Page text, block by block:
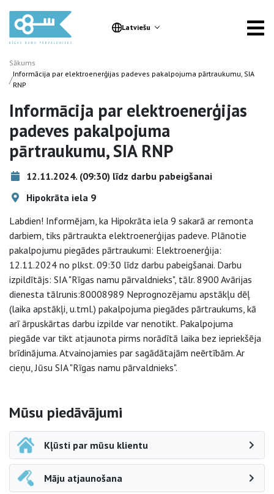
Latviešu
Sākums
/Informācija par elektroenerģijas padeves pakalpojuma pārtraukumu, SIA
RNP
Informācija par elektroenerģijas
padeves pakalpojuma
pārtraukumu, SIA RNP
12.11.2024. (09:30) līdz darbu pabeigšanai
Hipokrāta iela 9
Labdien! Informējam, ka Hipokrāta iela 9 sakarā ar remonta
darbiem, tiks pārtraukta elektroenerģijas padeve. Plānotie
pakalpojumu piegādes pārtraukumi: Elektroenerģija:
12.11.2024 no plkst. 09:30 līdz darbu pabeigšanai. Darbu
izpildītājs: SIA "Rīgas namu pārvaldnieks", tālr. 8900 Avārijas
dienesta tālrunis:80008989 Neprognozējamu apstākļu dēļ
(laika apstākļi, u.tml.) pakalpojuma piegādes pārtraukums, kā
arī ārpuskārtas darbu izpilde var nenotikt. Pakalpojuma
piegāde var tikt atjaunota pirms norādītā laika bez iepriekšēja
brīdinājuma. Atvainojamies par sagādātajām neērtībām. Ar
cieņu, Jūsu SIA "Rīgas namu pārvaldnieks".
Sāna navigācija
Mūsu piedāvājumi
Kļūsti par mūsu klientu
Māju atjaunošana